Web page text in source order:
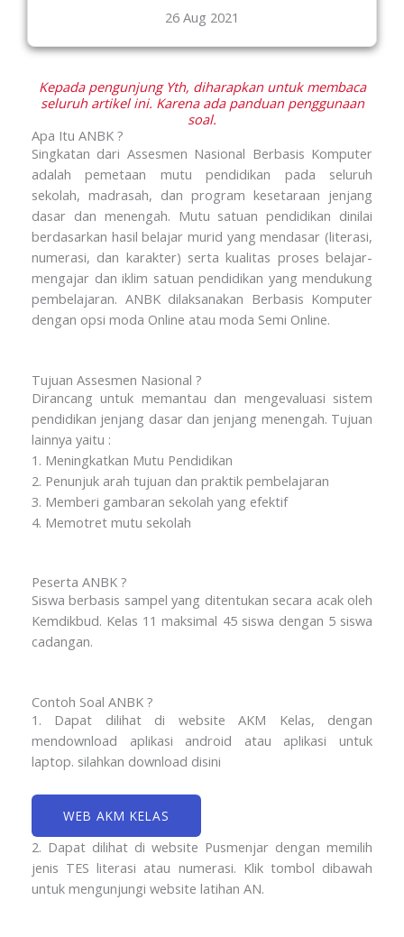
26 Aug 2021
Kepada pengunjung Yth, diharapkan untuk membaca
seluruh artikel ini. Karena ada panduan penggunaan
soal.
Apa Itu ANBK ?
Singkatan dari Assesmen Nasional Berbasis Komputer
adalah pemetaan mutu pendidikan pada seluruh
sekolah, madrasah, dan program kesetaraan jenjang
dasar dan menengah. Mutu satuan pendidikan dinilai
berdasarkan hasil belajar murid yang mendasar (literasi,
numerasi, dan karakter) serta kualitas proses belajar-
mengajar dan iklim satuan pendidikan yang mendukung
pembelajaran. ANBK dilaksanakan Berbasis Komputer
dengan opsi moda Online atau moda Semi Online.
Tujuan Assesmen Nasional ?
Dirancang untuk memantau dan mengevaluasi sistem
pendidikan jenjang dasar dan jenjang menengah. Tujuan
lainnya yaitu :
1. Meningkatkan Mutu Pendidikan
2. Penunjuk arah tujuan dan praktik pembelajaran
3. Memberi gambaran sekolah yang efektif
4. Memotret mutu sekolah
Peserta ANBK ?
Siswa berbasis sampel yang ditentukan secara acak oleh
Kemdikbud. Kelas 11 maksimal 45 siswa dengan 5 siswa
cadangan.
Contoh Soal ANBK ?
1. Dapat dilihat di website AKM Kelas, dengan
mendownload aplikasi android atau aplikasi untuk
laptop. silahkan download disini
WEB AKM KELAS
2. Dapat dilihat di website Pusmenjar dengan memilih
jenis TES literasi atau numerasi. Klik tombol dibawah
untuk mengunjungi website latihan AN.